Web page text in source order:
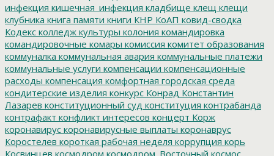
инфекция кишечная_инфекция кладбище клещ клещи
клубника книга памяти книги КНР КоАП ковид-сводка
Кодекс колледж культуры колония командировка
командировочные комары комиссия комитет образования
коммуналка коммунальная авария коммунальные платежи
коммунальные услуги компенсации компенсационные
расходы компенсация комфортная городская среда
кондитерские изделия конкурс Конрад Константин
Лазарев конституционный суд конституция контрабанда
контрафакт конфликт интересов концерт Корж
коронавирус коронавирусные выплаты коронаврус
Коростелев короткая рабочая неделя коррупция корь
Косвинцев космодром космодром_Восточный космос